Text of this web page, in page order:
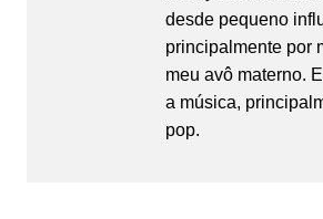
desde pequeno
principalmente por
meu avô materno.
a música,
pop.